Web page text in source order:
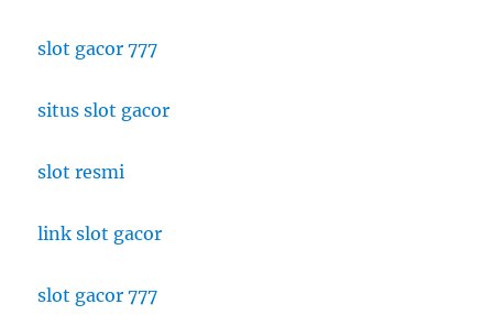
slot gacor 777
situs slot gacor
slot resmi
link slot gacor
slot gacor 777